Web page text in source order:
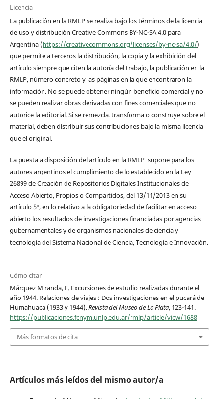
Licencia
La publicación en la RMLP se realiza bajo los términos de la licencia
de uso y distribución Creative Commons BY-NC-SA 4.0 para
Argentina (https://creativecommons.org/licenses/by-nc-sa/4.0/)
que permite a terceros la distribución, la copia y la exhibición del
artículo siempre que citen la autoría del trabajo, la publicación en la
RMLP, número concreto y las páginas en la que encontraron la
información. No se puede obtener ningún beneficio comercial y no
se pueden realizar obras derivadas con fines comerciales que no
autorice la editorial. Si se remezcla, transforma o construye sobre el
material, deben distribuir sus contribuciones bajo la misma licencia
que el original.
La puesta a disposición del artículo en la RMLP supone para los
autores argentinos el cumplimiento de lo establecido en la Ley
26899 de Creación de Repositorios Digitales Institucionales de
Acceso Abierto, Propios o Compartidos, del 13/11/2013 en su
artículo 5º, en lo relativo a la obligatoriedad de facilitar en acceso
abierto los resultados de investigaciones financiadas por agencias
gubernamentales y de organismos nacionales de ciencia y
tecnología del Sistema Nacional de Ciencia, Tecnología e Innovación.
Cómo citar
Márquez Miranda, F. Excursiones de estudio realizadas durante el
año 1944. Relaciones de viajes : Dos investigaciones en el pucará de
Humahuaca (1933 y 1944).Revista del Museo de La Plata, 123-141.
https://publicaciones.fcnym.unlp.edu.ar/rmlp/article/view/1688
Más formatos de cita
Artículos más leídos del mismo autor/a